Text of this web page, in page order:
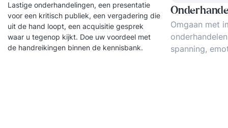
Lastige onderhandelingen, een presentatie
voor een kritisch publiek, een vergadering die
uit de hand loopt, een acquisitie gesprek
waar u tegenop kijkt. Doe uw voordeel met
de handreikingen binnen de kennisbank.
Omgaan met
spanning,